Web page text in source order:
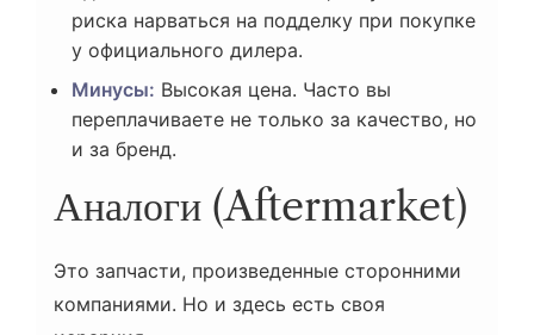
риска нарваться на подделку при покупке
у официального дилера.
Минусы: Высокая цена. Часто вы
переплачиваете не только за качество, но
и за бренд.
Аналоги (Aftermarket)
Это запчасти, произведенные сторонними
компаниями. Но и здесь есть своя